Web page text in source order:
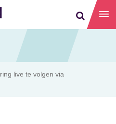
live te volgen via